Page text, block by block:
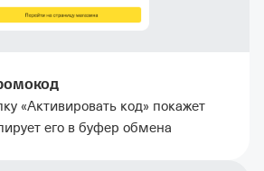
«Активировать код» покажет
его в буфер обмена